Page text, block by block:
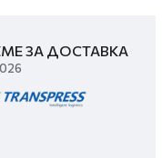
ЗА ДОСТАВКА